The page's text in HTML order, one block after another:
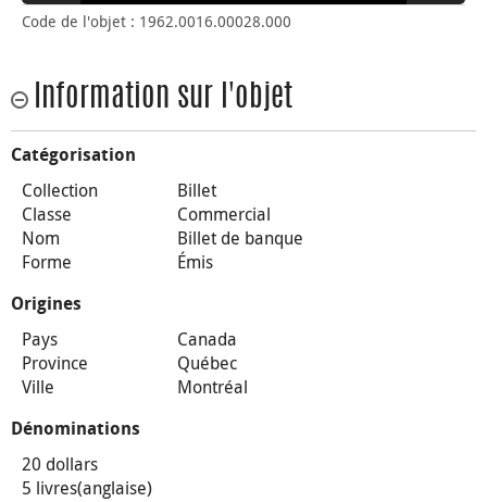
Code de l'objet : 1962.0016.00028.000
Information sur l'objet
Catégorisation
Collection
Billet
Classe
Commercial
Nom
Billet de banque
Forme
Émis
Origines
Pays
Canada
Province
Québec
Ville
Montréal
Dénominations
20 dollars
5 livres(anglaise)